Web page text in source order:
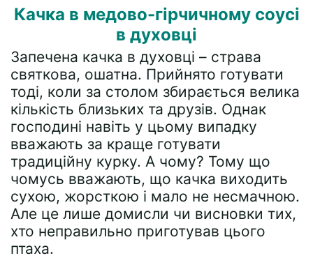
Качка в медово-гірчичному соусі
в духовці
Запечена качка в духовці – страва
святкова, ошатна. Прийнято готувати
тоді, коли за столом збирається велика
кількість близьких та друзів. Однак
господині навіть у цьому випадку
вважають за краще готувати
традиційну курку. А чому? Тому що
чомусь вважають, що качка виходить
сухою, жорсткою і мало не несмачною.
Але це лише домисли чи висновки тих,
хто неправильно приготував цього
птаха.